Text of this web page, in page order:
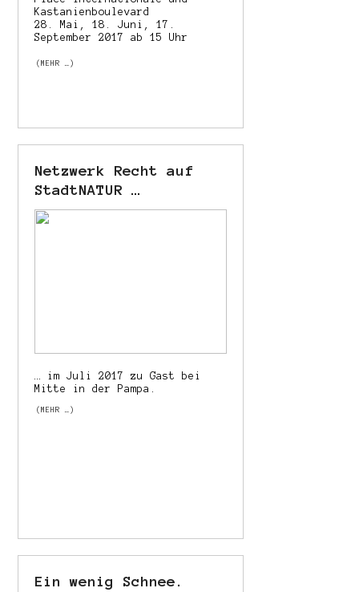
Kastanienboulevard
28. Mai, 18. Juni, 17.
September 2017 ab 15 Uhr
(MEHR …)
Netzwerk Recht auf
StadtNATUR …
… im Juli 2017 zu Gast bei
Mitte in der Pampa.
(MEHR …)
Ein wenig Schnee.